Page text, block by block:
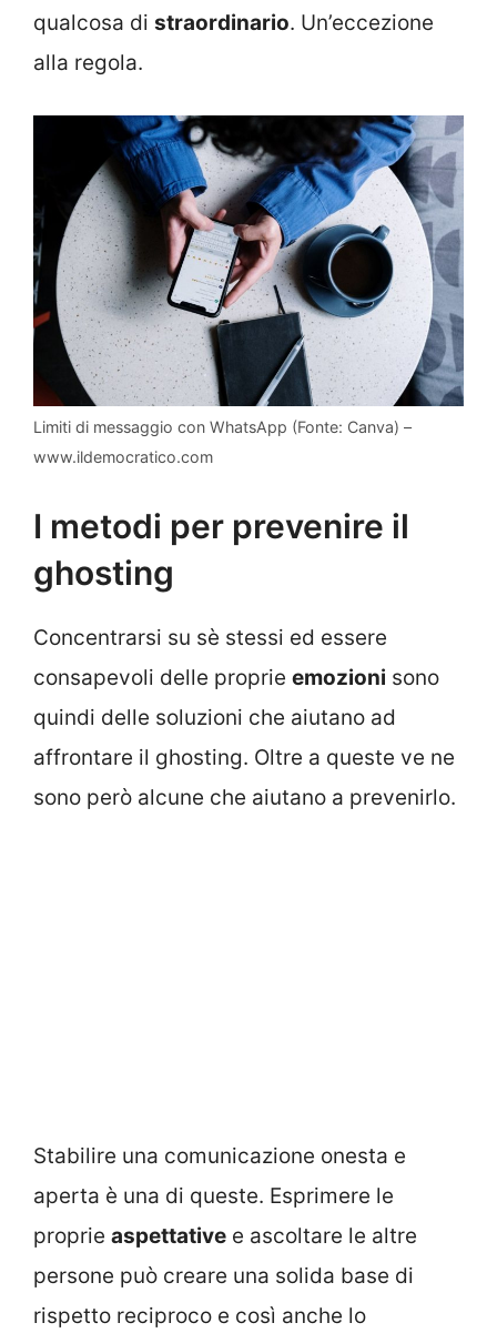
qualcosa di straordinario. Un’eccezione
alla regola.
Limiti di messaggio con WhatsApp (Fonte: Canva) –
www.ildemocratico.com
I metodi per prevenire il
ghosting
Concentrarsi su sè stessi ed essere
consapevoli delle proprie emozioni sono
quindi delle soluzioni che aiutano ad
affrontare il ghosting. Oltre a queste ve ne
sono però alcune che aiutano a prevenirlo.
Stabilire una comunicazione onesta e
aperta è una di queste. Esprimere le
proprie aspettative e ascoltare le altre
persone può creare una solida base di
rispetto reciproco e così anche lo